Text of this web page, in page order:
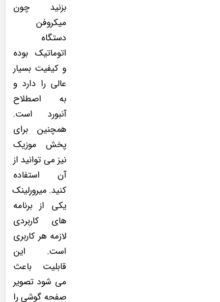
بزنید چون
میکروفن
دستگاه
اتوماتیک بوده
و کیفیت بسیار
عالی را دارد و
به اصطلاح
آنبورد است.
همچنین برای
پخش موزیک
نیز می توانید از
آن استفاده
کنید. میرورلینک
یکی از برنامه
های کاربردی
لازمه هر کاربری
است. این
قابلیت باعث
می شود تصویر
صفحه گوشی را